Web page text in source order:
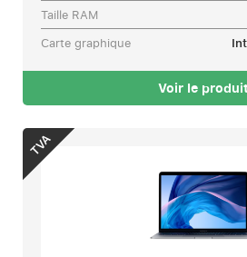
Taille RAM
Carte graphique
Voir le produit
TVA